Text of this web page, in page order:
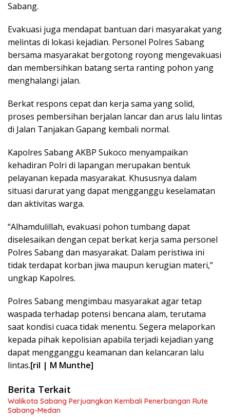
Sabang.
Evakuasi juga mendapat bantuan dari masyarakat yang
melintas di lokasi kejadian. Personel Polres Sabang
bersama masyarakat bergotong royong mengevakuasi
dan membersihkan batang serta ranting pohon yang
menghalangi jalan.
Berkat respons cepat dan kerja sama yang solid,
proses pembersihan berjalan lancar dan arus lalu lintas
di Jalan Tanjakan Gapang kembali normal.
Kapolres Sabang AKBP Sukoco menyampaikan
kehadiran Polri di lapangan merupakan bentuk
pelayanan kepada masyarakat. Khususnya dalam
situasi darurat yang dapat mengganggu keselamatan
dan aktivitas warga.
“Alhamdulillah, evakuasi pohon tumbang dapat
diselesaikan dengan cepat berkat kerja sama personel
Polres Sabang dan masyarakat. Dalam peristiwa ini
tidak terdapat korban jiwa maupun kerugian materi,”
ungkap Kapolres.
Polres Sabang mengimbau masyarakat agar tetap
waspada terhadap potensi bencana alam, terutama
saat kondisi cuaca tidak menentu. Segera melaporkan
kepada pihak kepolisian apabila terjadi kejadian yang
dapat mengganggu keamanan dan kelancaran lalu
lintas.[ril | M Munthe]
Berita Terkait
Walikota Sabang Perjuangkan Kembali Penerbangan Rute
Sabang-Medan